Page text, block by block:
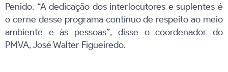
Penido. “A dedicação dos interlocutores e suplentes é
o cerne desse programa contínuo de respeito ao meio
ambiente e às pessoas”, disse o coordenador do
PMVA, José Walter Figueiredo.